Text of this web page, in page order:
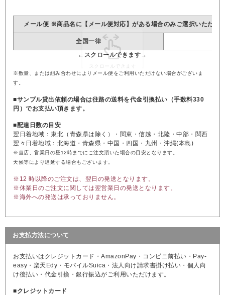
メール便 ※商品名に【メール便対応】がある場合のみご選択いただけ
全国一律
※数量、または組み合わせによりメール便をご利用いただけない場合がございま
す。
■サンプル貸出依頼の場合は往路の送料を代金引換払い（手数料330
円）でお支払い頂きます。
■配達日数の目安
翌日着地域：東北（青森県は除く）・関東・信越・北陸・中部・関西
翌々日着地域：北海道・青森県・中国・四国・九州・沖縄(本島)
※当店、営業日の昼12時までにご注文頂いた場合の目安となります。
天候等により遅延する場合もございます。
※12 時以降のご注文は、翌日の発送となります。
※休業日のご注文に関しては翌営業日の発送となります。
※海外への発送は承っておりません。
お支払方法について
お支払いはクレジットカード・AmazonPay・コンビニ前払い・Pay-
easy・楽天Edy・モバイルSuica・法人向け請求書掛け払い・個人向
け後払い・代金引換・銀行振込がご利用いただけます。
■クレジットカード